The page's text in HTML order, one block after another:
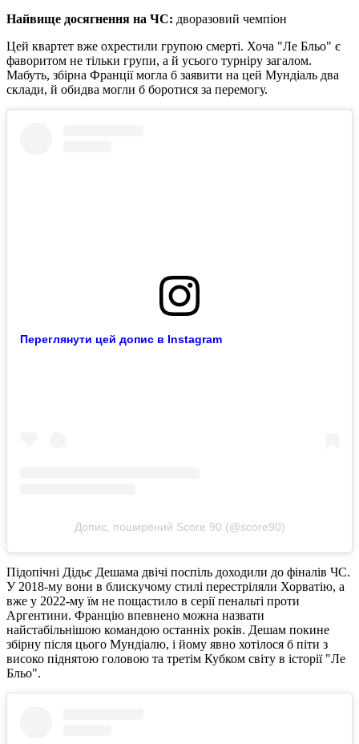
Найвище досягнення на ЧС: дворазовий чемпіон
Цей квартет вже охрестили групою смерті. Хоча "Ле Бльо" є
фаворитом не тільки групи, а й усього турніру загалом.
Мабуть, збірна Франції могла б заявити на цей Мундіаль два
склади, й обидва могли б боротися за перемогу.
Переглянути цей допис в Instagram
Допис, поширений Score 90 (@score90)
Підопічні Дідьє Дешама двічі поспіль доходили до фіналів ЧС.
У 2018-му вони в блискучому стилі перестріляли Хорватію, а
вже у 2022-му їм не пощастило в серії пенальті проти
Аргентини. Францію впевнено можна назвати
найстабільнішою командою останніх років. Дешам покине
збірну після цього Мундіалю, і йому явно хотілося б піти з
високо піднятою головою та третім Кубком світу в історії "Ле
Бльо".